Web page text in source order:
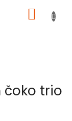
KOŠÍK
čoko trio